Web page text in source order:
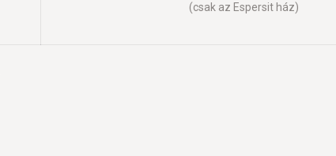
(csak az Espersit ház)